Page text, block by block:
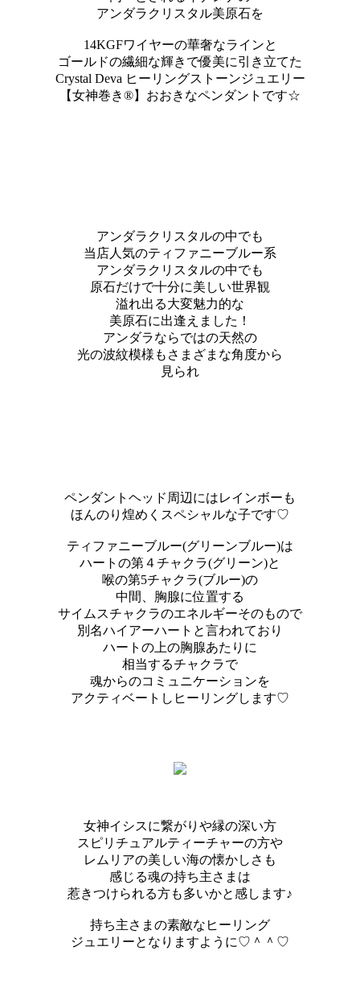
アンダラクリスタル美原石を
14KGFワイヤーの華奢なラインと
ゴールドの繊細な輝きで優美に引き立てた
Crystal Deva ヒーリングストーンジュエリー
【女神巻き®】おおきなペンダントです☆
アンダラクリスタルの中でも
当店人気のティファニーブルー系
アンダラクリスタルの中でも
原石だけで十分に美しい世界観
溢れ出る大変魅力的な
美原石に出逢えました！
アンダラならではの天然の
光の波紋模様もさまざまな角度から
見られ
ペンダントヘッド周辺にはレインボーも
ほんのり煌めくスペシャルな子です♡
ティファニーブルー(グリーンブルー)は
ハートの第４チャクラ(グリーン)と
喉の第5チャクラ(ブルー)の
中間、胸腺に位置する
サイムスチャクラのエネルギーそのもので
別名ハイアーハートと言われており
ハートの上の胸腺あたりに
相当するチャクラで
魂からのコミュニケーションを
アクティベートしヒーリングします♡
女神イシスに繋がりや縁の深い方
スピリチュアルティーチャーの方や
レムリアの美しい海の懐かしさも
感じる魂の持ち主さまは
惹きつけられる方も多いかと感します♪
持ち主さまの素敵なヒーリング
ジュエリーとなりますように♡＾＾♡